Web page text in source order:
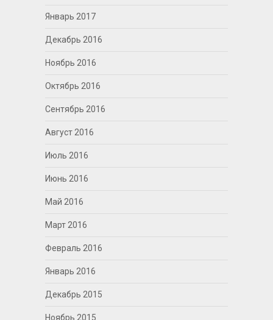
Январь 2017
Декабрь 2016
Ноябрь 2016
Октябрь 2016
Сентябрь 2016
Август 2016
Июль 2016
Июнь 2016
Май 2016
Март 2016
Февраль 2016
Январь 2016
Декабрь 2015
Ноябрь 2015